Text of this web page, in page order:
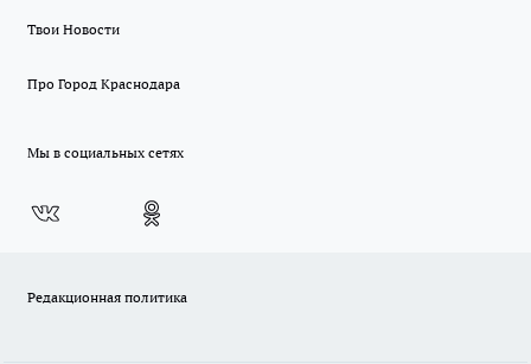
Твои Новости
Про Город Краснодара
Мы в социальных сетях
Редакционная политика